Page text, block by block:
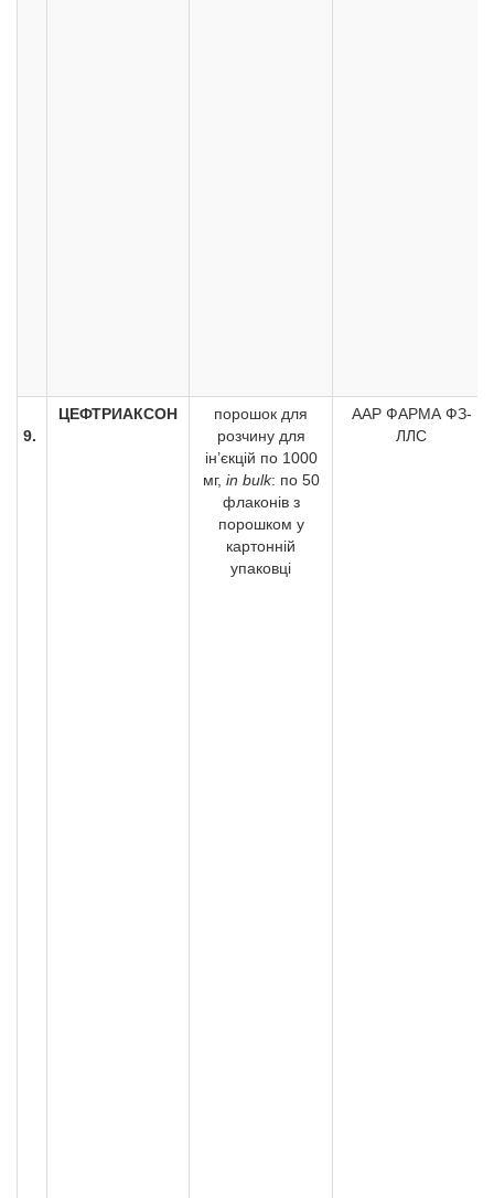
9.
ЦЕФТРИАКСОН
порошок для
розчину для
ін’єкцій по 1000
мг, in bulk: по 50
флаконів з
порошком у
картонній
упаковці
ААР ФАРМА ФЗ-
ЛЛС